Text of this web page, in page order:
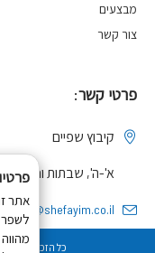
מבצעים
צור קשר
פרטי קשר:
קיבוץ שפיים
א'-ה', שבתות וחגים- 21:00- 09:30, ו' וערבי חג- 09:30-15:00
09-9523557כל הזכויות
לשפר